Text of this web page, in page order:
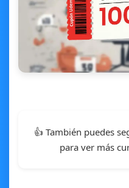
👍 También puedes
para ver más